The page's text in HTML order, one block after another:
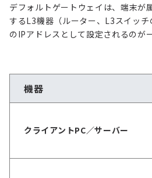
デフォルトゲートウェイは、端末が
するL3機器（ルーター、L3スイッチ
のIPアドレスとして設定されるのが
機器
クライアントPC／サーバー